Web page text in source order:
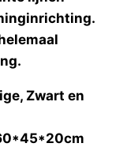
Zwart en